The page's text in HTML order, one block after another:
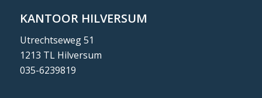
KANTOOR HILVERSUM
Utrechtseweg 51
1213 TL Hilversum
035-6239819